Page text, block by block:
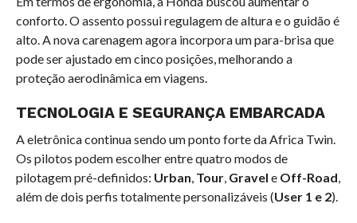
conforto. O assento possui regulagem de altura e o guidão é
alto. A nova carenagem agora incorpora um para-brisa que
pode ser ajustado em cinco posições, melhorando a
proteção aerodinâmica em viagens.
TECNOLOGIA E SEGURANÇA EMBARCADA
A eletrônica continua sendo um ponto forte da Africa Twin.
Os pilotos podem escolher entre quatro modos de
pilotagem pré-definidos: Urban, Tour, Gravel e Off-Road,
além de dois perfis totalmente personalizáveis (User 1 e 2).